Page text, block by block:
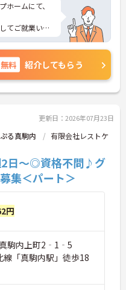
ームにて、
てご就業いた
プライベート
など、さらに
ご相談くださ
無料 紹介してもらう
更新日：2026年07月23日
る真駒内
有限会社レストケ
2日～◎資格不問♪グ
集＜パート＞
円
駒内上町2‐1‐5
「真駒内駅」徒歩18